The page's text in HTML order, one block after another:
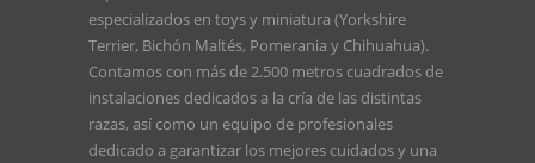
especializados en toys y miniatura (Yorkshire
Terrier, Bichón Maltés, Pomerania y Chihuahua).
Contamos con más de 2.500 metros cuadrados de
instalaciones dedicados a la cría de las distintas
razas, así como un equipo de profesionales
dedicado a garantizar los mejores cuidados y una